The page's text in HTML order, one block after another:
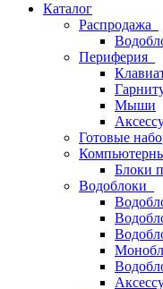
Каталог
Распродажа
Периферия
Мыши
Готовые
Блоки
Водоблоки